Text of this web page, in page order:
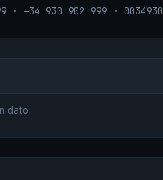
· +34 930 902 999 ·
dato.